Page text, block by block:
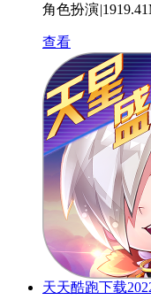
角色扮演|
查看
天天酷跑下载